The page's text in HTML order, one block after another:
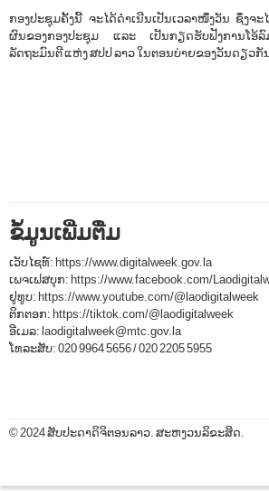
ກອງປະຊຸມຄັ້ງນີ້ ຈະໄດ້ດໍາເນີນເປັນເວລາໜຶ່ງວັນ ຊຶ່ງຈ
ຜົນຂອງກອງປະຊຸມ ແລະ ເປັນກຽດຮັບຟັງການໂ
ລັດຖະມົນຕີ ແຫ່ງ ສປປ ລາວ ໃນຕອນບ່າຍຂອງວັນດຽວກັ
ຂໍ້ມູນເພີ່ມຕື່ມ
ເວັບໄຊທ໌: https://www.digitalweek.gov.la
ເພຈເຟສບຸກ: https://www.facebook.com/
ຢູທູບ: https://www.youtube.com/@laodigitalweek
ຕິກຕອກ: https://tiktok.com/@laodigitalweek
ອີເມລ: laodigitalweek@mtc.gov.la
ໂທລະສັບ: 020 9964 5656/020 2205 5955
© 2024 ສັບປະດາດິຈິຕອນລາວ. ສະຫງວນລິຂະສິດ.